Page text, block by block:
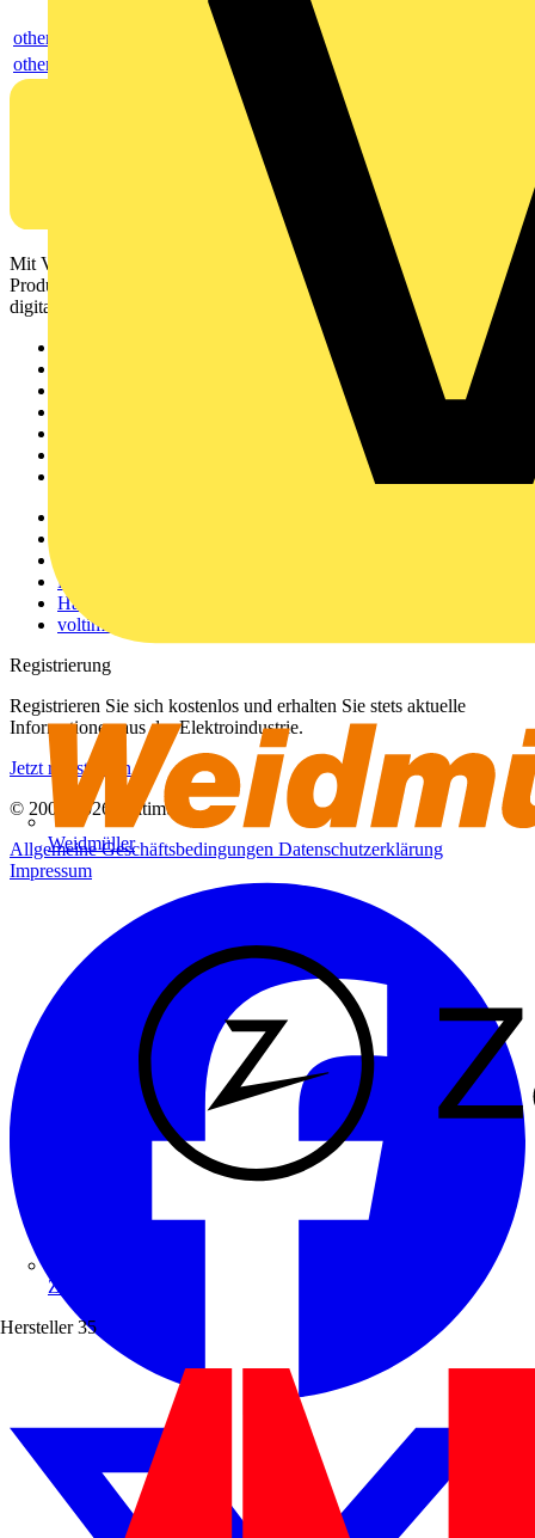
Weidmüller
Zaptec
Hersteller 35
others
others
Mit Voltimum erhalten Elektrofachkräfte Zugang zu Branchennews,
Produktinformationen, Schulungen und Tools – alles auf einer
digitalen Plattform und Community.
Downloadbereich (PDFs)
Häufig gestellte Fragen
voltimum.com
Registrierung
Registrieren Sie sich kostenlos und erhalten Sie stets aktuelle
Informationen aus der Elektroindustrie.
Jetzt registrieren
© 2002-
2026
Voltimum
Allgemeine Geschäftsbedingungen Datenschutzerklärung
Impressum